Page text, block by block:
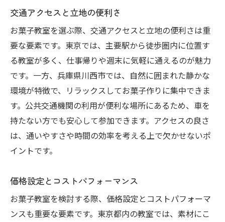
交通アクセスと立地の便利さ
お菓子教室を選ぶ際、交通アクセスと立地の便利さは重
要な要素です。東京では、主要駅から徒歩圏内に位置す
る教室が多く、仕事帰りや週末に気軽に通えるのが魅力
です。一方、兵庫県川西市では、自然に囲まれた静かな
環境が特徴で、リラックスしてお菓子作りに集中できま
す。公共交通機関の利用が便利な場所にあるため、車を
持たない方でも安心して参加できます。アクセスの良さ
は、通いやすさや時間の効率を考える上で欠かせないポ
イントです。
価格設定とコストパフォーマンス
お菓子教室を検討する際、価格設定とコストパフォーマ
ンスも重要な要素です。東京都内の教室では、素材にこ